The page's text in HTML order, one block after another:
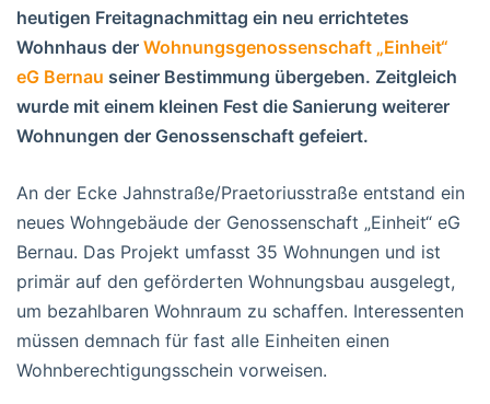
heutigen Freitagnachmittag ein neu errichtetes
Wohnhaus der Wohnungsgenossenschaft „Einheit“
eG Bernau seiner Bestimmung übergeben. Zeitgleich
wurde mit einem kleinen Fest die Sanierung weiterer
Wohnungen der Genossenschaft gefeiert.
An der Ecke Jahnstraße/Praetoriusstraße entstand ein
neues Wohngebäude der Genossenschaft „Einheit“ eG
Bernau. Das Projekt umfasst 35 Wohnungen und ist
primär auf den geförderten Wohnungsbau ausgelegt,
um bezahlbaren Wohnraum zu schaffen. Interessenten
müssen demnach für fast alle Einheiten einen
Wohnberechtigungsschein vorweisen.